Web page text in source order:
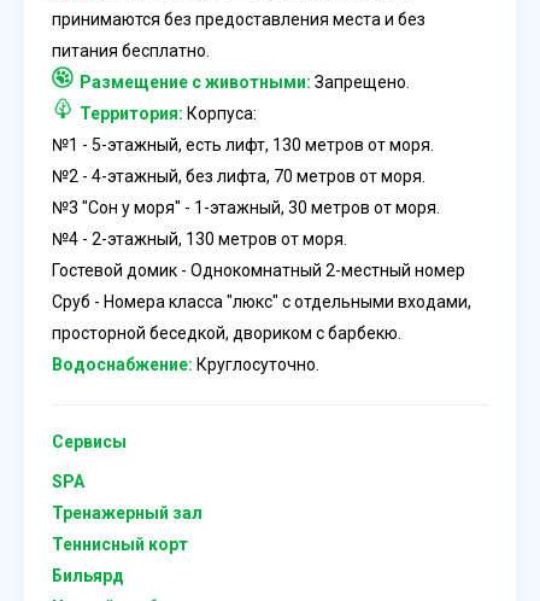
принимаются без предоставления места и без
питания бесплатно.
Размещение с животными: Запрещено.
Территория: Корпуса:
№1 - 5-этажный, есть лифт, 130 метров от моря.
№2 - 4-этажный, без лифта, 70 метров от моря.
№3 "Сон у моря" - 1-этажный, 30 метров от моря.
№4 - 2-этажный, 130 метров от моря.
Гостевой домик - Однокомнатный 2-местный номер
Сруб - Номера класса "люкс" с отдельными входами,
просторной беседкой, двориком с барбекю.
Водоснабжение: Круглосуточно.
Сервисы
SPA
Тренажерный зал
Теннисный корт
Бильярд